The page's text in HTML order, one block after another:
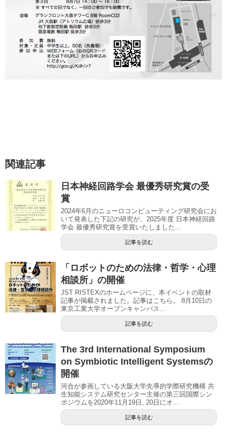
関連記事
日本神経回路学会 最優秀研究賞の受
賞
2024年6月のニューロコンピューティング研究会にお
いて発表した下記の研究が、2025年度 日本神経回路
学会 最優秀研究賞を受賞いたしました...
記事を読む
「ロボットのための法律・哲学・心理
相談所」の開催
JST RISTEXのホームページに、本イベントの取材
記事が掲載されました。記事はこちら。 8月10日の
東京工業大学オープンキャンパス...
記事を読む
The 3rd International Symposium
on Symbiotic Intelligent Systemsの
開催
河合が参画している大阪大学先導的学際研究機構 共
生知能システム研究センター主催の第三回国際シン
ポジウムを2020年11月19日, 20日にオ...
記事を読む